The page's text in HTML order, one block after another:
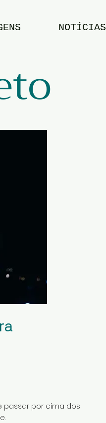
NOTÍCIAS
passar por cima dos